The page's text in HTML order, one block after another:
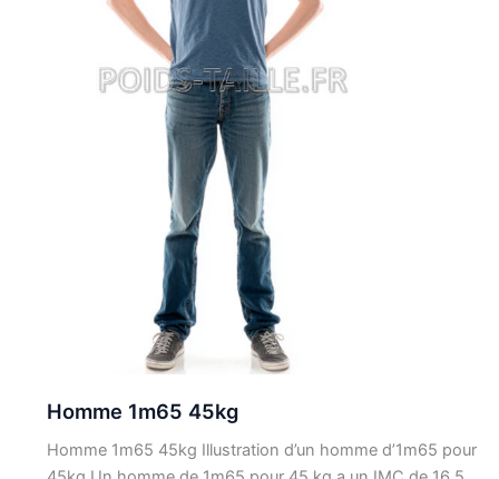
Homme 1m65 45kg
Homme 1m65 45kg Illustration d’un homme d’1m65 pour